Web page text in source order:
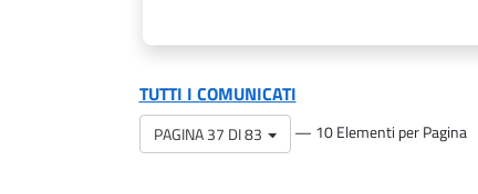
TUTTI I COMUNICATI
PAGINA 37 DI 83 — 10 Elementi per Pagina